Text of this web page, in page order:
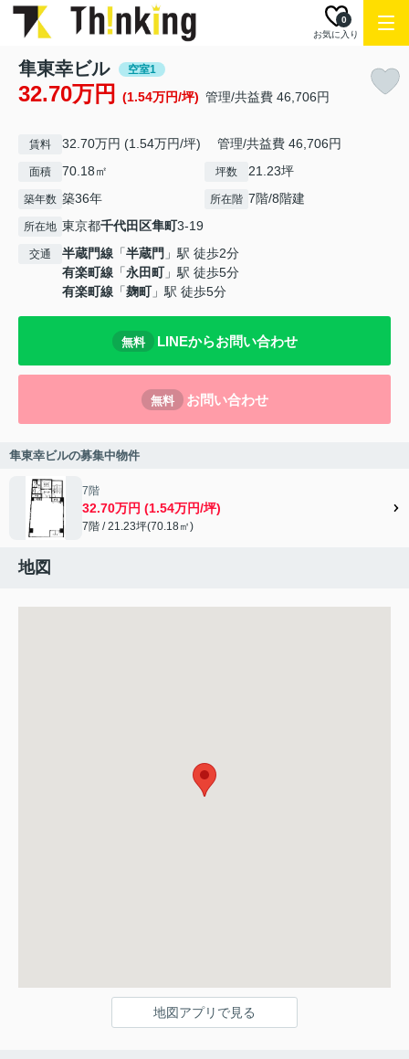
お気に入り
0
隼東幸ビル 空室1
32.70万円 (1.54万円/坪) 管理/共益費 46,706円
賃料 32.70万円 (1.54万円/坪) 管理/共益費 46,706円
面積 70.18㎡ 坪数 21.23坪
築年数 築36年 所在階 7階/8階建
所在地 東京都千代田区隼町3-19
交通 半蔵門線 「半蔵門 」駅 徒歩2分
有楽町線 「永田町」駅 徒歩5分
有楽町線 「麹町」駅 徒歩5分
無料 LINEからお問い合わせ
無料 お問い合わせ
隼東幸ビルの募集中物件
7階
32.70万円 (1.54万円/坪)
7階 / 21.23坪(70.18㎡)
地図
地図アプリで見る